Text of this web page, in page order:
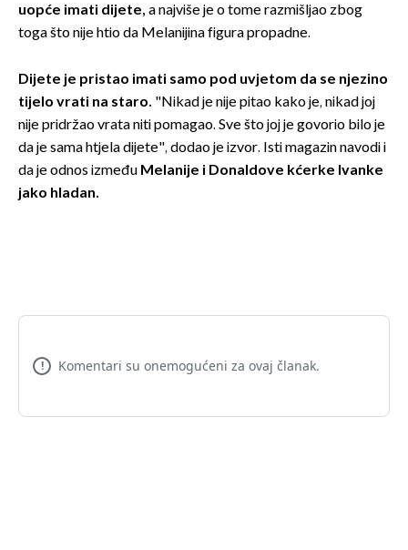
uopće imati dijete, a najviše je o tome razmišljao zbog
toga što nije htio da Melanijina figura propadne.
Dijete je pristao imati samo pod uvjetom da se njezino
tijelo vrati na staro. "Nikad je nije pitao kako je, nikad joj
nije pridržao vrata niti pomagao. Sve što joj je govorio bilo je
da je sama htjela dijete", dodao je izvor. Isti magazin navodi i
da je odnos između Melanije i Donaldove kćerke Ivanke
jako hladan.
! Komentari su onemogućeni za ovaj članak.